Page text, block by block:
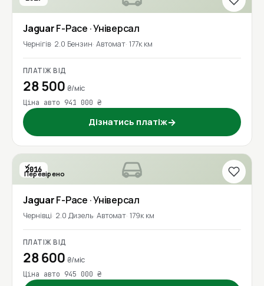
JaguarF-Pace · Універсал
Чернігів 2.0 Бензин Автомат 177к км
ПЛАТІЖ ВІД
28 500 ₴/міс
Ціна авто 941 000 ₴
Дізнатись платіж→
2016
Перевірено
JaguarF-Pace · Універсал
Чернівці 2.0 Дизель Автомат 179к км
ПЛАТІЖ ВІД
28 600 ₴/міс
Ціна авто 945 000 ₴